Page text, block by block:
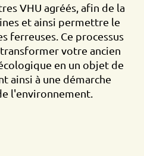
VHU agréés, afin de la
et ainsi permettre le
ferreuses. Ce processus
votre ancien
en un objet de
ainsi à une démarche
l'environnement.